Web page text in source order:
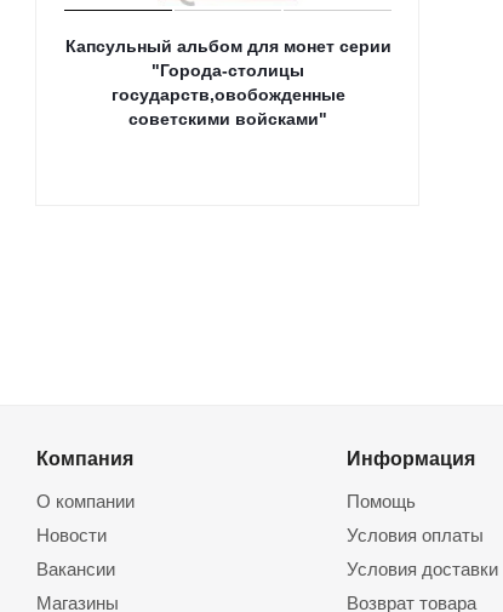
Капсульный альбом для монет серии
"Города-столицы
государств,овобожденные
советскими войсками"
Компания
О компании
Новости
Вакансии
Магазины
Информация
Помощь
Условия оплаты
Условия доставки
Возврат товара